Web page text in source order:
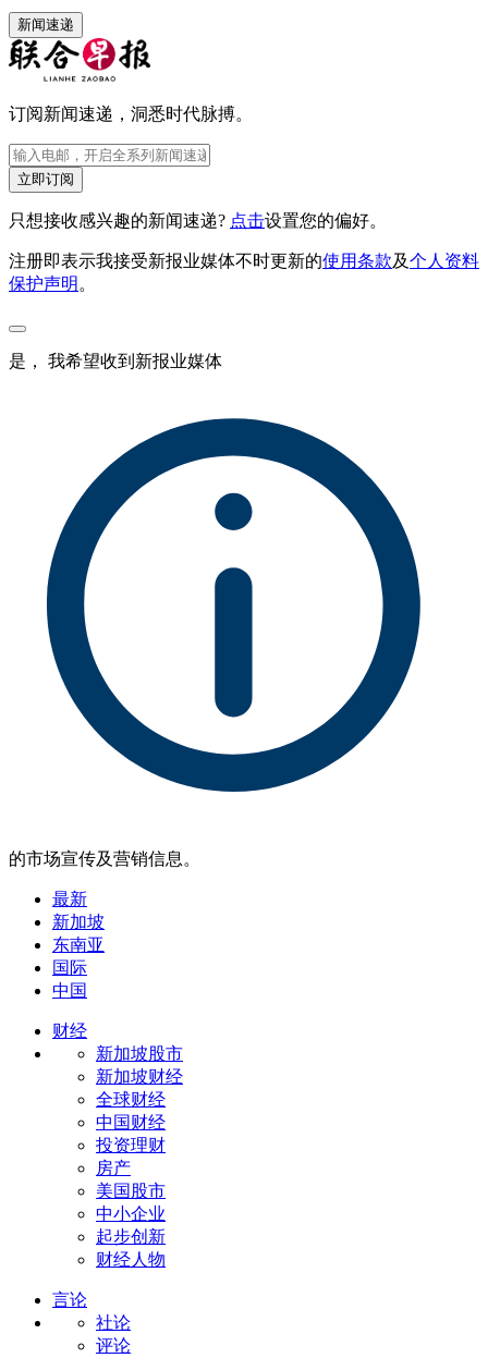
新闻速递
订阅新闻速递，洞悉时代脉搏。
立即订阅
只想接收感兴趣的新闻速递? 点击设置您的偏好。
注册即表示我接受新报业媒体不时更新的使用条款及个人资料
保护声明 。
是， 我希望收到新报业媒体
的市场宣传及营销信息。
最新
新加坡
东南亚
国际
中国
财经
新加坡股市
新加坡财经
全球财经
中国财经
投资理财
房产
美国股市
中小企业
起步创新
财经人物
言论
社论
评论